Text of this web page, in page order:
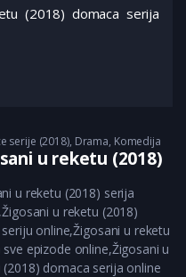
(2018) domaca serija
serije (2018), Drama, Komedija
u reketu (2018)
u reketu (2018) serija
u reketu (2018)
online,Žigosani u reketu
sve epizode online,Žigosani u
(2018) domaca serija online